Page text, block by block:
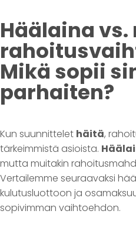
Häälaina
Mikä sopii
parhaiten?
Kun suunnittelet häitä,
tärkeimmistä asioista.
mutta muitakin
Vertailemme seuraavaksi
kulutusluottoon ja
sopivimman vaihtoehdon.